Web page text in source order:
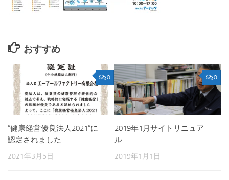
おすすめ
0
”健康経営優良法人2021”に
認定されました
2021年3月5日
0
2019年1月サイトリニュア
ル
2019年1月1日